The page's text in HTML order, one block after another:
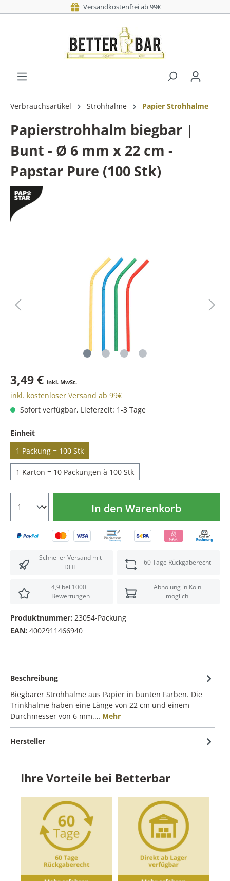
Versandkostenfrei ab 99€
Verbrauchsartikel Strohhalme Papier Strohhalme
Papierstrohhalm biegbar |
Bunt - Ø 6 mm x 22 cm -
Papstar Pure (100 Stk)
3,49 € inkl. MwSt.
inkl. kostenloser Versand ab 99€
Sofort verfügbar, Lieferzeit: 1-3 Tage
Einheit
1 Packung = 100 Stk
1 Karton = 10 Packungen à 100 Stk
In den Warenkorb
Schneller Versand mit
DHL
60 Tage Rückgaberecht
4,9 bei 1000+
Bewertungen
Abholung in Köln
möglich
Produktnummer: 23054-Packung
EAN: 4002911466940
Beschreibung
Biegbarer Strohhalme aus Papier in bunten Farben. Die
Trinkhalme haben eine Länge von 22 cm und einem
Durchmesser von 6 mm.… Mehr
Hersteller
Ihre Vorteile bei Betterbar